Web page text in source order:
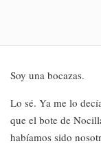
Soy una bocazas.
Lo sé. Ya me lo
que el bote de
habíamos sido